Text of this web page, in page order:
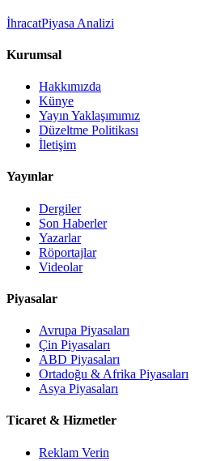
İhracatPiyasa Analizi
Kurumsal
Hakkımızda
Künye
Yayın Yaklaşımımız
Düzeltme Politikası
İletişim
Yayınlar
Dergiler
Son Haberler
Yazarlar
Röportajlar
Videolar
Piyasalar
Avrupa Piyasaları
Çin Piyasaları
ABD Piyasaları
Ortadoğu & Afrika Piyasaları
Asya Piyasaları
Ticaret & Hizmetler
Reklam Verin